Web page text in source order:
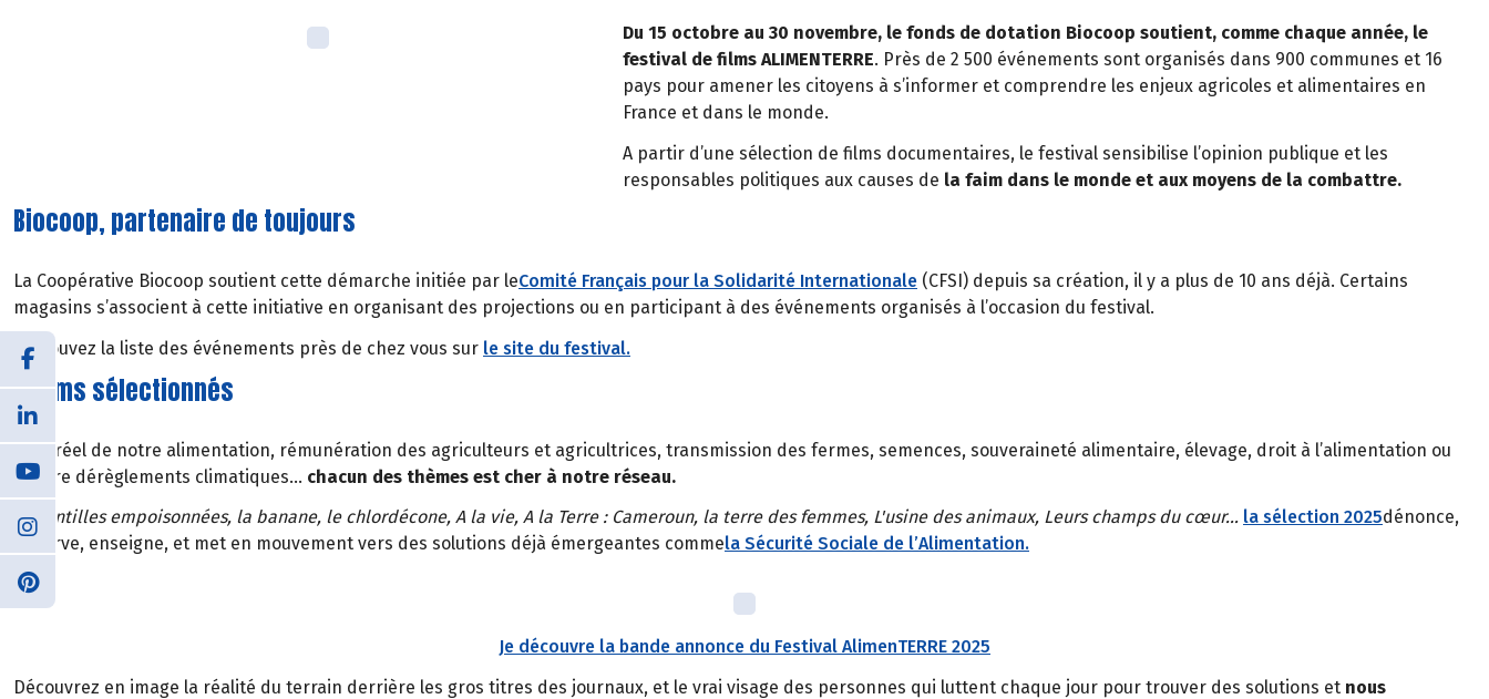
Du 15 octobre au 30 novembre, le fonds de dotation Biocoop soutient, comme chaque année, le
festival de films ALIMENTERRE. Près de 2 500 événements sont organisés dans 900 communes et 16
pays pour amener les citoyens à s’informer et comprendre les enjeux agricoles et alimentaires en
France et dans le monde.
A partir d’une sélection de films documentaires, le festival sensibilise l’opinion publique et les
responsables politiques aux causes de la faim dans le monde et aux moyens de la combattre.
Biocoop, partenaire de toujours
La Coopérative Biocoop soutient cette démarche initiée par leComité Français pour la Solidarité Internationale (CFSI) depuis sa création, il y a plus de 10 ans déjà. Certains
magasins s’associent à cette initiative en organisant des projections ou en participant à des événements organisés à l’occasion du festival.
Retrouvez la liste des événements près de chez vous sur le site du festival.
9 films sélectionnés
Coût réel de notre alimentation, rémunération des agriculteurs et agricultrices, transmission des fermes, semences, souveraineté alimentaire, élevage, droit à l’alimentation ou
encore dérèglements climatiques… chacun des thèmes est cher à notre réseau.
Les Antilles empoisonnées, la banane, le chlordécone, A la vie, A la Terre : Cameroun, la terre des femmes, L'usine des animaux, Leurs champs du cœur… la sélection 2025dénonce,
observe, enseigne, et met en mouvement vers des solutions déjà émergeantes commela Sécurité Sociale de l’Alimentation.
Je découvre la bande annonce du Festival AlimenTERRE 2025
Découvrez en image la réalité du terrain derrière les gros titres des journaux, et le vrai visage des personnes qui luttent chaque jour pour trouver des solutions et nous